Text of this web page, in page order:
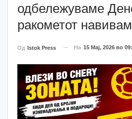
одбележуваме
ракометот
Од Istok Press На 15 Мај, 2026 во